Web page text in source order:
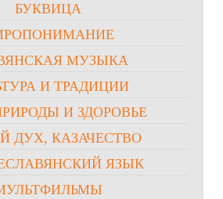
БУКВИЦА
МУЗЫКА
И ТРАДИЦИИ
И ЗДОРОВЬЕ
ДУХ, КАЗАЧЕСТВО
ЯЗЫК